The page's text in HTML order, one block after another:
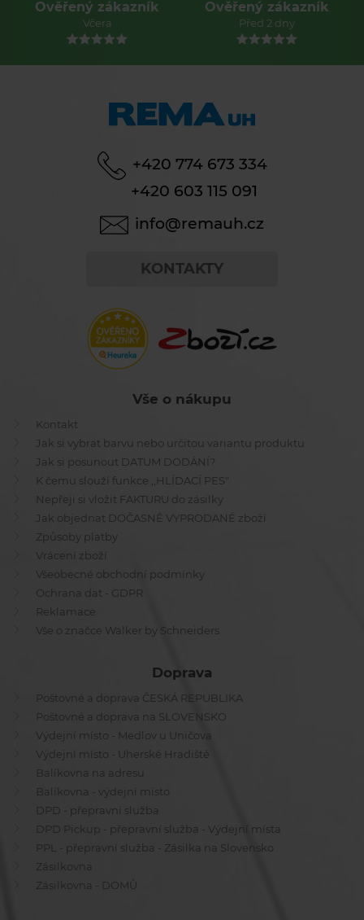
Ověřený zákazník
Včera
Ověřený zákazník
Před 2 dny
+420 774 673 334
+420 603 115 091
info@remauh.cz
KONTAKTY
Vše o nákupu
Kontakt
Jak si vybrat barvu nebo určitou variantu produktu
Jak si posunout DATUM DODÁNÍ?
K čemu slouží funkce ,,HLÍDACÍ PES"
Nepřeji si vložit FAKTURU do zásilky
Jak objednat DOČASNĚ VYPRODANÉ zboží
Způsoby platby
Vrácení zboží
Všeobecné obchodní podmínky
Ochrana dat - GDPR
Reklamace
Vše o značce Walker by Schneiders
Doprava
Poštovné a doprava ČESKÁ REPUBLIKA
Poštovné a doprava na SLOVENSKO
Výdejní místo - Medlov u Uničova
Výdejní místo - Uherské Hradiště
Balíkovna na adresu
Balíkovna - výdejní místo
DPD - přepravní služba
DPD Pickup - přepravní služba - Výdejní místa
PPL - přepravní služba - Zásilka na Slovensko
Zásilkovna
Zásilkovna - DOMŮ